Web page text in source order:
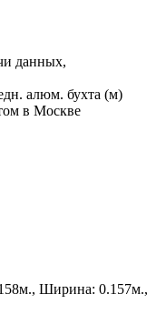
данных,
Ширина: 0.157м.,